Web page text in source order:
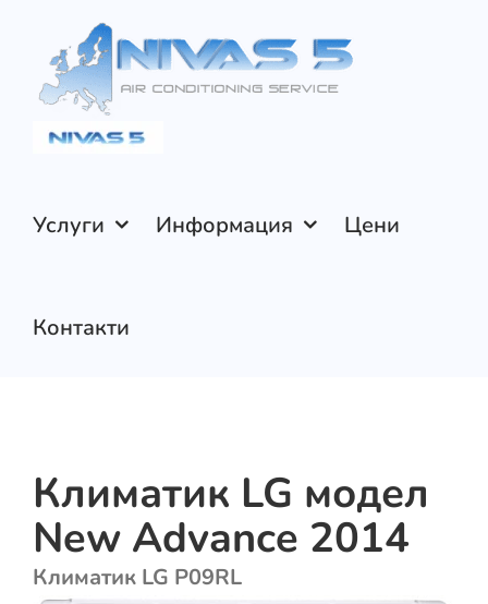
content
Услуги Информация Цени
Контакти
Климатик LG модел
New Advance 2014
Климатик LG P09RL